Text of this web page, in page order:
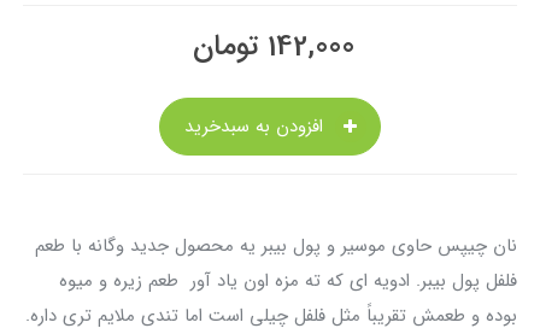
142,000 تومان
نان چیپس حاوی موسیر و پول بیبر یه محصول جدید وگانه با طعم
فلفل پول بیبر. ادویه ای که ته مزه اون یاد آور طعم زیره و میوه
بوده و طعمش تقریباً مثل فلفل چیلی است اما تندی ملایم تری داره.